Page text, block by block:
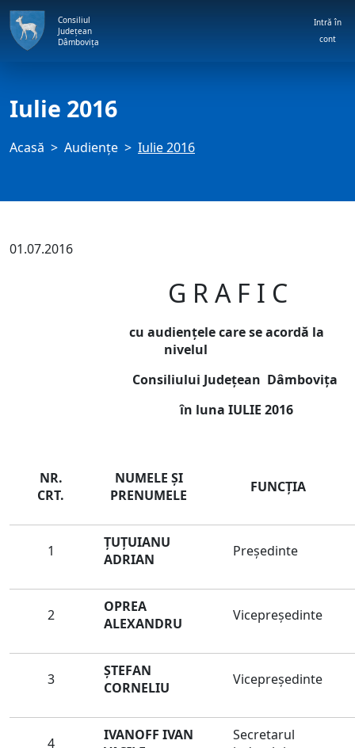
Consiliul
Județean
Dâmbovița
Intră în
cont
Iulie 2016
Acasă Audienţe Iulie 2016
01.07.2016
G R A F I C
cu audienţele care se acordă la
nivelul
Consiliului Judeţean Dâmboviţa
în luna IULIE 2016
NR.
CRT.
NUMELE ŞI
PRENUMELE
FUNCŢIA
1
ȚUȚUIANU
ADRIAN
Preşedinte
2
OPREA
ALEXANDRU
Vicepreședinte
3
ȘTEFAN
CORNELIU
Vicepreședinte
4 IVANOFF IVAN
Secretarul